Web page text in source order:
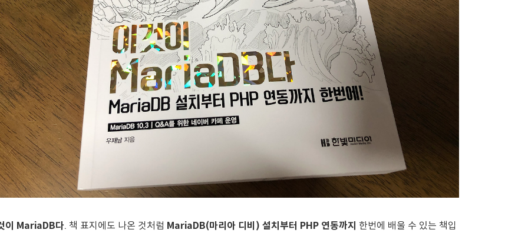
이 MariaDB다. 책 표지에도 나온 것처럼 MariaDB(마리아 디비) 설치부터 PHP 연동까지 한번에 배울 수 있는 책입